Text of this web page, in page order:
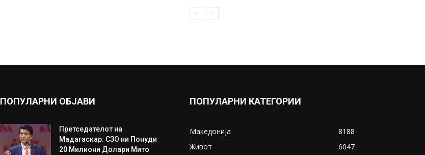
ПОПУЛАРНИ ОБЈАВИ
Претседателот на
Мадагаскар: СЗО ни Понуди
20 Милиони Долари Мито
ПОПУЛАРНИ КАТЕГОРИИ
Македонија
8188
Живот
6047